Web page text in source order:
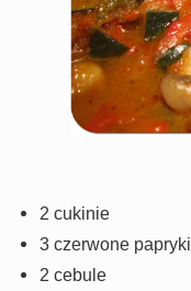
2 cukinie
3 czerwone papryki
2 cebule